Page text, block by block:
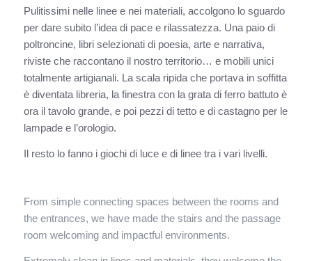
Pulitissimi nelle linee e nei materiali, accolgono lo sguardo
per dare subito l’idea di pace e rilassatezza. Una paio di
poltroncine, libri selezionati di poesia, arte e narrativa,
riviste che raccontano il nostro territorio… e mobili unici
totalmente artigianali. La scala ripida che portava in soffitta
è diventata libreria, la finestra con la grata di ferro battuto è
ora il tavolo grande, e poi pezzi di tetto e di castagno per le
lampade e l’orologio.
Il resto lo fanno i giochi di luce e di linee tra i vari livelli.
From simple connecting spaces between the rooms and
the entrances, we have made the stairs and the passage
room welcoming and impactful environments.